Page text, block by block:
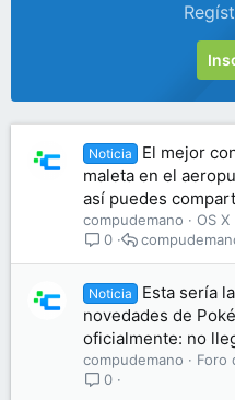
Noticia
El mejor
maleta en el
así puedes
compudemano
OS X
0
Noticia
Esta sería
novedades de
oficialmente: no
compudemano
Foro
0